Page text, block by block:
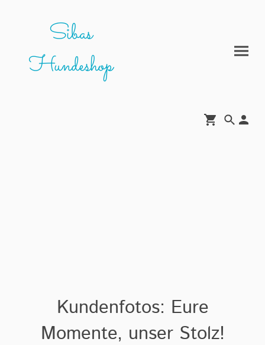
Sibas
Hundeshop
Kundenfotos: Eure
Momente, unser Stolz!